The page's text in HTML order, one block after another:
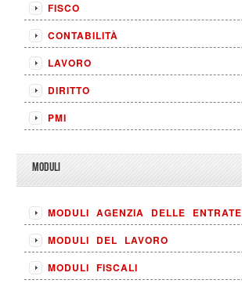
FISCO
CONTABILITÀ
LAVORO
DIRITTO
PMI
MODULI
MODULI AGENZIA DELLE ENTRATE
MODULI DEL LAVORO
MODULI FISCALI